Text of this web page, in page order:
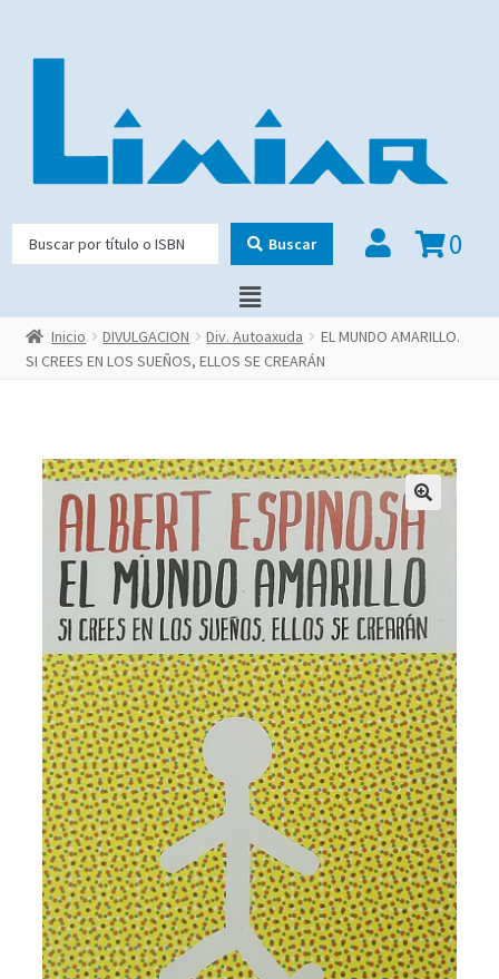
Buscar 0
Inicio DIVULGACION Div. Autoaxuda
EL MUNDO AMARILLO.
SI CREES EN LOS SUEÑOS, ELLOS SE CREARÁN